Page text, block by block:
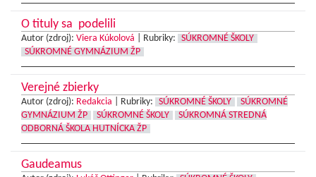
O tituly sa podelili
Autor (zdroj): Viera Kúkolová Rubriky:
SÚKROMNÉ ŠKOLY
SÚKROMNÉ GYMNÁZIUM ŽP
Verejné zbierky
Autor (zdroj): Redakcia Rubriky: SÚKROMNÉ ŠKOLY
SÚKROMNÉ
GYMNÁZIUM ŽP
SÚKROMNÉ ŠKOLY
SÚKROMNÁ STREDNÁ
ODBORNÁ ŠKOLA HUTNÍCKA ŽP
Gaudeamus